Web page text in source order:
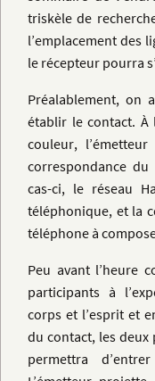
triskèle de
l’emplacement des
le récepteur pourra
Préalablement, on
établir le contact. À
couleur,
correspondance
cas-ci, le réseau
téléphonique, et la
téléphone à
Peu avant l’heure
participants à
corps et l’esprit et
du contact, les
permettra